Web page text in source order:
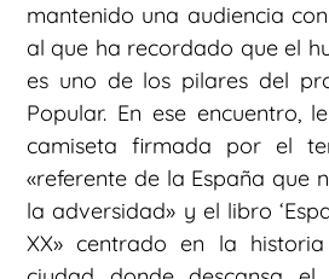
mantenido una audiencia
al que ha recordado que el
es uno de los pilares del
Popular. En ese encuentro,
camiseta firmada por el
«referente de la España que
la adversidad» y el libro
XX» centrado en la